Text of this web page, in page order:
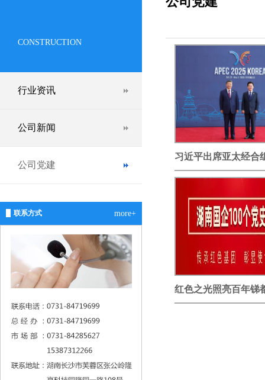
CONSTRUCTION
行业资讯
公司新闻
公司党建
联系方式 more+
习近平出席亚太经合
红色之光照亮百年